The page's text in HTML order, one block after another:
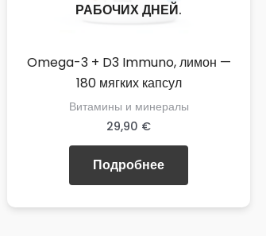
РАБОЧИХ ДНЕЙ.
Omega-3 + D3 Immuno, лимон —
180 мягких капсул
Витамины и минералы
29,90 €
Подробнее